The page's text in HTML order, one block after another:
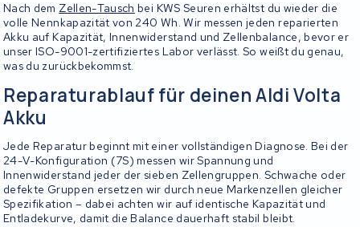
Nach dem Zellen-Tausch bei KWS Seuren erhältst du wieder die
volle Nennkapazität von 240 Wh. Wir messen jeden reparierten
Akku auf Kapazität, Innenwiderstand und Zellenbalance, bevor er
unser ISO-9001-zertifiziertes Labor verlässt. So weißt du genau,
was du zurückbekommst.
Reparaturablauf für deinen Aldi Volta
Akku
Jede Reparatur beginnt mit einer vollständigen Diagnose. Bei der
24-V-Konfiguration (7S) messen wir Spannung und
Innenwiderstand jeder der sieben Zellengruppen. Schwache oder
defekte Gruppen ersetzen wir durch neue Markenzellen gleicher
Spezifikation – dabei achten wir auf identische Kapazität und
Entladekurve, damit die Balance dauerhaft stabil bleibt.